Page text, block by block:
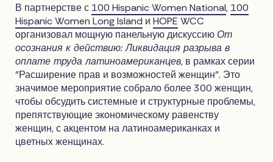
В партнерстве с 100 Hispanic Women National, 100
Hispanic Women Long Island иHOPE WCC
организовал мощную панельную дискуссию От
осознания к действию: Ликвидация разрыва в
оплате труда латиноамериканцев, в рамках серии
"Расширение прав и возможностей женщин". Это
значимое мероприятие собрало более 300 женщин,
чтобы обсудить системные и структурные проблемы,
препятствующие экономическому равенству
женщин, с акцентом на латиноамериканках и
цветных женщинах.